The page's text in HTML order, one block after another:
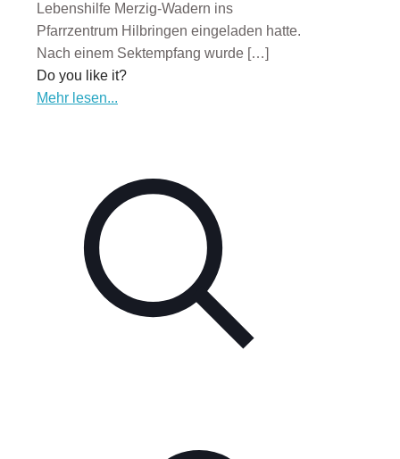
Lebenshilfe Merzig-Wadern ins
Pfarrzentrum Hilbringen eingeladen hatte.
Nach einem Sektempfang wurde […]
Do you like it?
Mehr lesen...